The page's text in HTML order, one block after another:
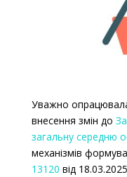
Уважно
внесення змін до
загальну середню
механізмів
13120 від